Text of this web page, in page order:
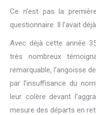
Ce n’est pas la
questionnaire. Il l’avait
Avec déjà cette année
très nombreux
remarquable, l’angoisse
par l’insuffisance du
leur colère devant
mesure des départs en